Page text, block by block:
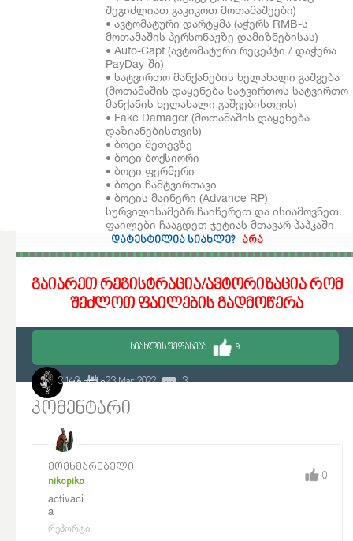
შეგიძლიათ გაკიკოთ მოთამაშეები)
• ავტომატური დარტყმა (აჭერს RMB-ს
მოთამაშის პერსონაჟზე დამიზნებისას)
• Auto-Capt (ავტომატური რეცეპტი / დაჭერა
PayDay-ში)
• სატვირთო მანქანების ხელახალი გაშვება
(მოთამაშის დაყენება სატვირთოს სატვირთო
მანქანის ხელახალი გაშვებისთვის)
• Fake Damager (მოთამაშის დაყენება
დაზიანებისთვის)
• ბოტი მეთევზე
• ბოტი ბოქსიორი
• ბოტი ფერმერი
• ბოტი ჩამტვირთავი
• ბოტის მაინერი (Advance RP)
სურვილისამებრ ჩაიწერეთ და ისიამოვნეთ.
ფაილები ჩააგდეთ ჯეტიას მთავარ პაპკაში
დატესტილია სიახლე?
არა
გაიარეთ რეგისტრაცია/ავტორიზაცია რომ
შეძლოთ ფაილების გადმოწერა
ᲡᲘᲐᲮᲚᲘᲡ ᲨᲔᲤᲐᲡᲔᲑᲐ 9
MORELO
3 143 23 Mar 2022 3
კომენტარი
მომხმარებელი
nikopiko
activaci
a
რეპორტი
0